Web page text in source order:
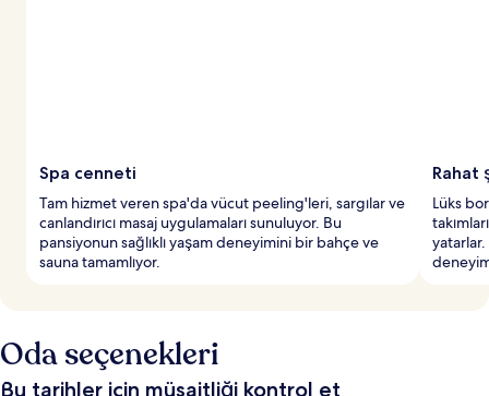
Spa cenneti
Tam hizmet veren spa'da vücut peeling'leri, sargılar ve
canlandırıcı masaj uygulamaları sunuluyor. Bu
pansiyonun sağlıklı yaşam deneyimini bir bahçe ve
sauna tamamlıyor.
Rahat
Lüks
yatarlar.
Oda seçenekleri
Bu tarihler için müsaitliği kontrol et